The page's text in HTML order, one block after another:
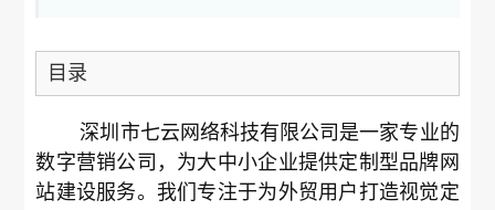
目录
深圳市七云网络科技有限公司是一家专业的
数字营销公司，为大中小企业提供定制型品牌网
站建设服务。我们专注于为外贸用户打造视觉定